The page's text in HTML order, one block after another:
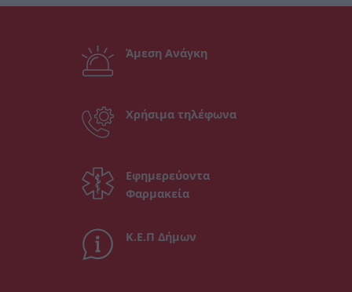
Άμεση Ανάγκη
Χρήσιμα τηλέφωνα
Εφημερεύοντα
Φαρμακεία
Κ.Ε.Π Δήμων